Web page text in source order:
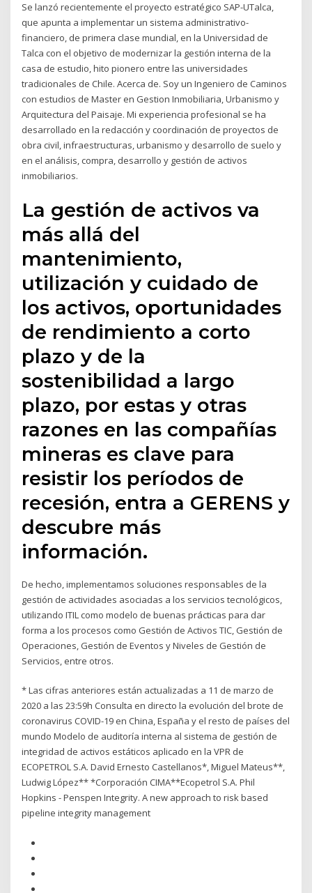
Se lanzó recientemente el proyecto estratégico SAP-UTalca,
que apunta a implementar un sistema administrativo-
financiero, de primera clase mundial, en la Universidad de
Talca con el objetivo de modernizar la gestión interna de la
casa de estudio, hito pionero entre las universidades
tradicionales de Chile. Acerca de. Soy un Ingeniero de Caminos
con estudios de Master en Gestion Inmobiliaria, Urbanismo y
Arquitectura del Paisaje. Mi experiencia profesional se ha
desarrollado en la redacción y coordinación de proyectos de
obra civil, infraestructuras, urbanismo y desarrollo de suelo y
en el análisis, compra, desarrollo y gestión de activos
inmobiliarios.
La gestión de activos va
más allá del
mantenimiento,
utilización y cuidado de
los activos, oportunidades
de rendimiento a corto
plazo y de la
sostenibilidad a largo
plazo, por estas y otras
razones en las compañías
mineras es clave para
resistir los períodos de
recesión, entra a GERENS y
descubre más
información.
De hecho, implementamos soluciones responsables de la
gestión de actividades asociadas a los servicios tecnológicos,
utilizando ITIL como modelo de buenas prácticas para dar
forma a los procesos como Gestión de Activos TIC, Gestión de
Operaciones, Gestión de Eventos y Niveles de Gestión de
Servicios, entre otros.
* Las cifras anteriores están actualizadas a 11 de marzo de
2020 a las 23:59h Consulta en directo la evolución del brote de
coronavirus COVID-19 en China, España y el resto de países del
mundo Modelo de auditoría interna al sistema de gestión de
integridad de activos estáticos aplicado en la VPR de
ECOPETROL S.A. David Ernesto Castellanos*, Miguel Mateus**,
Ludwig López** *Corporación CIMA**Ecopetrol S.A. Phil
Hopkins - Penspen Integrity. A new approach to risk based
pipeline integrity management